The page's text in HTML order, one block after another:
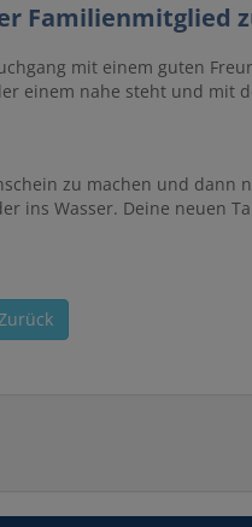
Familienmitglied
mit einem guten
einem nahe steht und mit
zu machen und
ins Wasser. Deine neuen